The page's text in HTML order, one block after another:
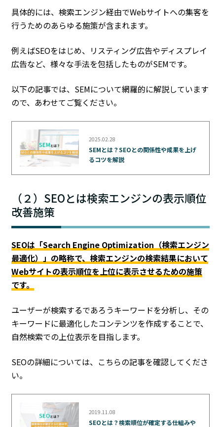
具体的には、検索エンジン経由でWebサイトへの集客を
行うためのあらゆる施策が含まれます。
例えばSEOをはじめ、リスティング広告やディスプレイ
広告など、様々な手法を包括したものがSEMです。
以下の記事では、SEMについて網羅的に解説しています
ので、あわせてご覧ください。
2025.02.28
SEMとは？SEOとの関係性や成果を上げ
るコツを解説
（２）SEOとは検索エンジンの表示順位
改善施策
SEOは「Search Engine Optimization（検索エンジン
最適化）」の略称で、検索エンジンの検索結果において
Webサイトの表示順位を上位に表示させるための施策
です。
ユーザーが検索するであろうキーワードを分析し、その
キーワードに最適化したコンテンツを作成することで、
自然検索での上位表示を目指します。
SEOの詳細については、こちらの記事を確認してくださ
い。
2019.11.08
SEOとは？検索順位が確定する仕組みや